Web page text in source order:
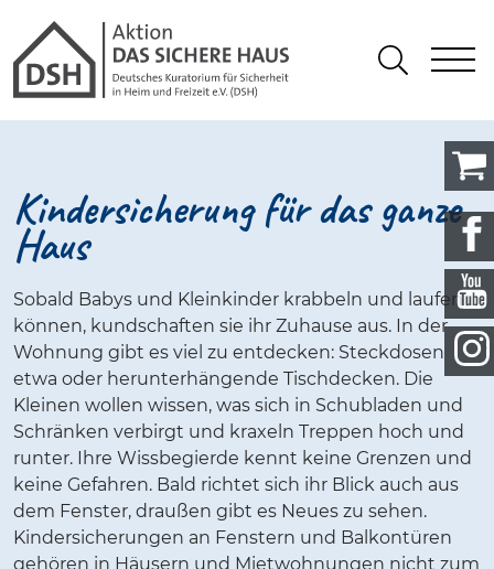
Gathmann Michaelis und
Suchen
Kindersicherung für das ganze
Haus
Sobald Babys und Kleinkinder krabbeln und laufen
können, kundschaften sie ihr Zuhause aus. In der
Wohnung gibt es viel zu entdecken: Steckdosen
etwa oder herunterhängende Tischdecken. Die
Kleinen wollen wissen, was sich in Schubladen und
Schränken verbirgt und kraxeln Treppen hoch und
runter. Ihre Wissbegierde kennt keine Grenzen und
keine Gefahren. Bald richtet sich ihr Blick auch aus
dem Fenster, draußen gibt es Neues zu sehen.
Kindersicherungen an Fenstern und Balkontüren
gehören in Häusern und Mietwohnungen nicht zum